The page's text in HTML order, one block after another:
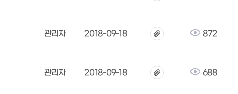
관리자 2018-09-18 872
관리자 2018-09-18 688